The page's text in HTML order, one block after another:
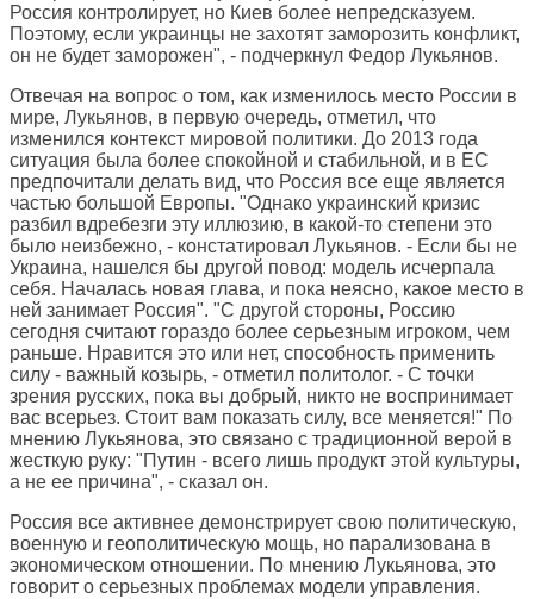
Россия контролирует, но Киев более непредсказуем.
Поэтому, если украинцы не захотят заморозить конфликт,
он не будет заморожен", - подчеркнул Федор Лукьянов.
Отвечая на вопрос о том, как изменилось место России в
мире, Лукьянов, в первую очередь, отметил, что
изменился контекст мировой политики. До 2013 года
ситуация была более спокойной и стабильной, и в ЕС
предпочитали делать вид, что Россия все еще является
частью большой Европы. "Однако украинский кризис
разбил вдребезги эту иллюзию, в какой-то степени это
было неизбежно, - констатировал Лукьянов. - Если бы не
Украина, нашелся бы другой повод: модель исчерпала
себя. Началась новая глава, и пока неясно, какое место в
ней занимает Россия". "С другой стороны, Россию
сегодня считают гораздо более серьезным игроком, чем
раньше. Нравится это или нет, способность применить
силу - важный козырь, - отметил политолог. - С точки
зрения русских, пока вы добрый, никто не воспринимает
вас всерьез. Стоит вам показать силу, все меняется!" По
мнению Лукьянова, это связано с традиционной верой в
жесткую руку: "Путин - всего лишь продукт этой культуры,
а не ее причина", - сказал он.
Россия все активнее демонстрирует свою политическую,
военную и геополитическую мощь, но парализована в
экономическом отношении. По мнению Лукьянова, это
говорит о серьезных проблемах модели управления.